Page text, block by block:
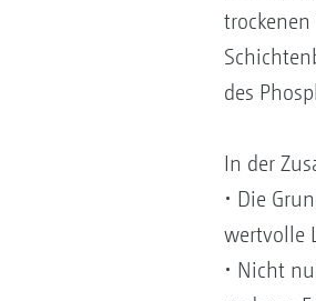
des
In der
• Die
wertvolle
• Nicht